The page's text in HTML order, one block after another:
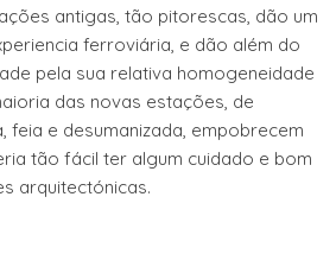
antigas, tão pitorescas, dão um
ferroviária, e dão além do
pela sua relativa homogeneidade
das novas estações, de
feia e desumanizada, empobrecem
tão fácil ter algum cuidado e bom
arquitectónicas.